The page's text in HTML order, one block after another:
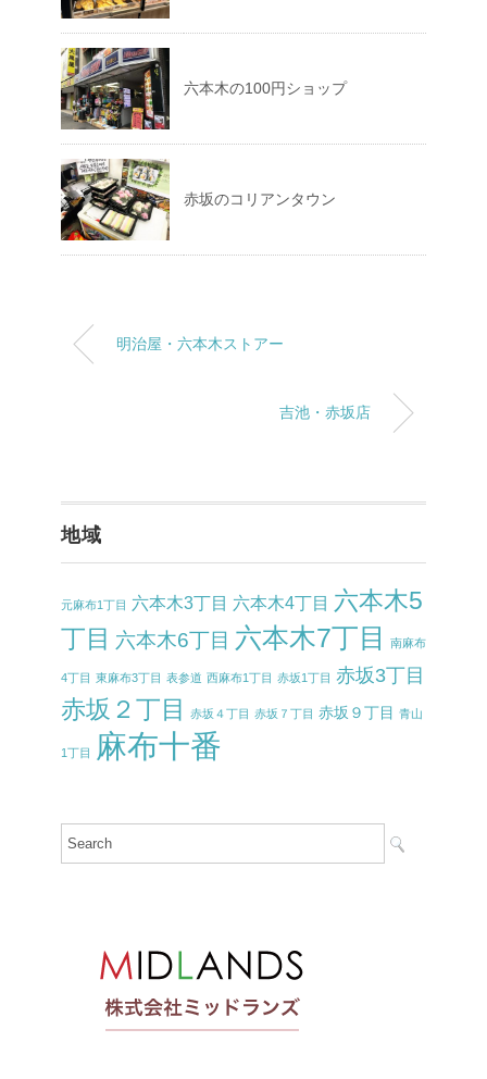
六本木の100円ショップ
赤坂のコリアンタウン
明治屋・六本木ストアー
吉池・赤坂店
地域
元麻布1丁目 六本木3丁目 六本木4丁目 六本木5
丁目 六本木6丁目 六本木7丁目 南麻布
4丁目 東麻布3丁目 表参道 西麻布1丁目 赤坂1丁目 赤坂3丁目
赤坂２丁目 赤坂４丁目 赤坂７丁目 赤坂９丁目 青山
1丁目 麻布十番